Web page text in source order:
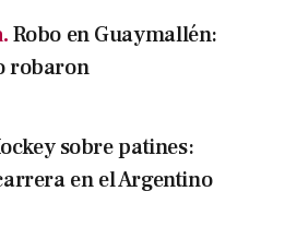
Robo en Guaymallén:
robaron
sobre patines:
en el Argentino